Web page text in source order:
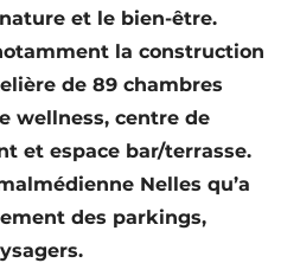
et égouttage
et le bien-être.
la construction
de 89 chambres
wellness, centre de
et espace bar/terrasse.
Nelles qu’a
des parkings,